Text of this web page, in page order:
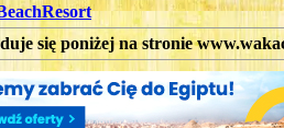
się poniżej na stronie